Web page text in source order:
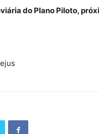
do Plano Piloto,